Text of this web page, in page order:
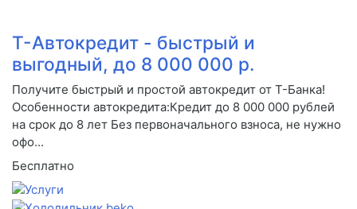
Т-Автокредит - быстрый и
выгодный, до 8 000 000 р.
Получите быстрый и простой автокредит от Т-Банка!
Особенности автокредита:Кредит до 8 000 000 рублей
на срок до 8 лет Без первоначального взноса, не нужно
офо...
Бесплатно